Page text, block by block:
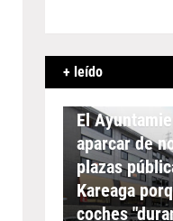
+ leído
APARCAMIENTO
El
aparcar de
plazas
Kareaga
coches